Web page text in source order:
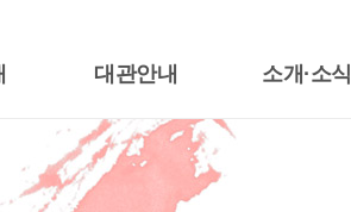
대관안내
대관절차
대관료안내
소개·소식